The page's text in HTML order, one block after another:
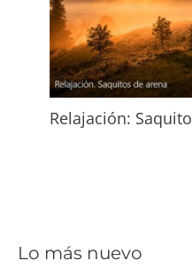
Lo más nuevo
Relajación: